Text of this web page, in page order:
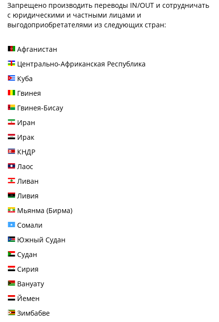
Запрещено производить переводы IN/OUT и сотрудничать
с юридическими и частными лицами и
выгодоприобретателями из следующих стран:
Афганистан
Центрально-Африканская Республика
Куба
Гвинея
Гвинея-Бисау
Иран
Ирак
КНДР
Лаос
Ливан
Ливия
Мьянма (Бирма)
Сомали
Южный Судан
Судан
Сирия
Вануату
Йемен
Зимбабве